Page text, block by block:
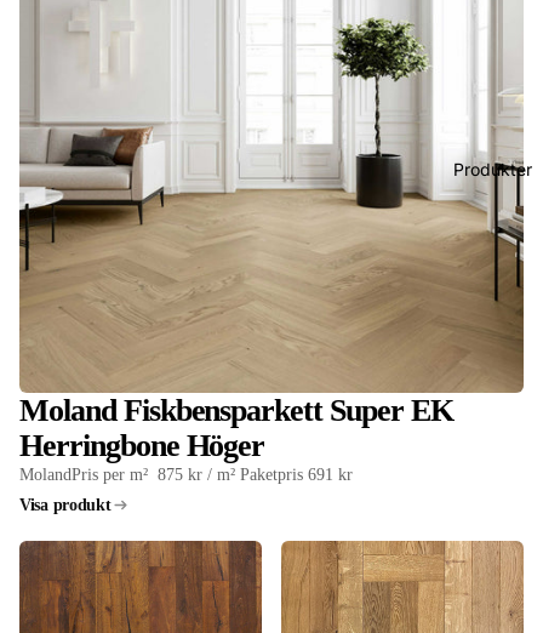
Produkter
Moland Fiskbensparkett Super EK
Herringbone Höger
MolandPris per m² 875 kr / m² Paketpris 691 kr
Visa produkt